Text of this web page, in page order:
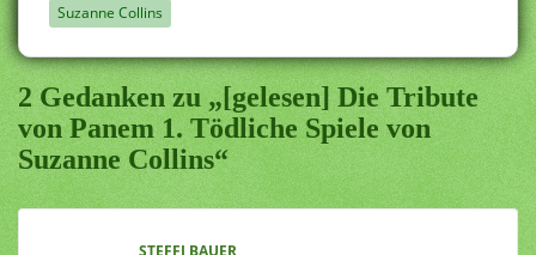
Suzanne Collins
2 Gedanken zu „[gelesen] Die Tribute
von Panem 1. Tödliche Spiele von
Suzanne Collins“
STEFFI BAUER